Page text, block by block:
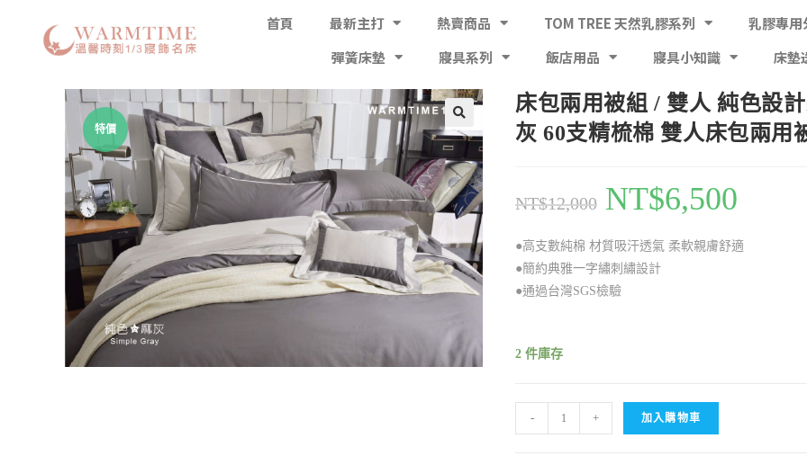
首頁 最新主打 熱賣商品 TOM TREE 天然乳膠系列
乳膠專用
彈簧床墊
寢具系列 飯店用品 寢具小知識 床墊
特價
床包兩用被組 / 雙人 純色設
灰 60支精梳棉 雙人床包兩用
NT$12,000 NT$6,500
●高支數純棉 材質吸汗透氣 柔軟親膚舒適
●簡約典雅一字繡刺繡設計
●通過台灣SGS檢驗
2 件庫存
- + 加入購物車